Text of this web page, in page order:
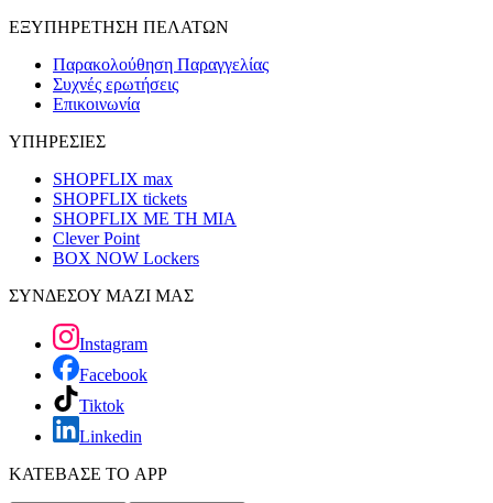
ΕΞΥΠΗΡΕΤΗΣΗ ΠΕΛΑΤΩΝ
Παρακολούθηση Παραγγελίας
Συχνές ερωτήσεις
Επικοινωνία
ΥΠΗΡΕΣΙΕΣ
SHOPFLIX max
SHOPFLIX tickets
SHOPFLIX ΜΕ ΤΗ ΜΙΑ
Clever Point
BOX NOW Lockers
ΣΥΝΔΕΣΟΥ ΜΑΖΙ ΜΑΣ
Instagram
Facebook
Tiktok
Linkedin
ΚΑΤΕΒΑΣΕ ΤΟ APP